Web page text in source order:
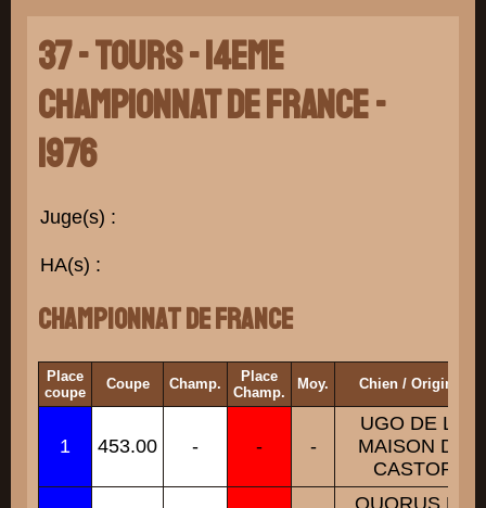
37 - TOURS - 14eme
CHAMPIONNAT DE FRANCE -
1976
Juge(s) :
HA(s) :
Championnat de France
Place
coupe
Coupe Champ.
Place
Champ.
Moy. Chien / Origines
1 453.00 - - -
UGO DE LA
MAISON DU
CASTOR